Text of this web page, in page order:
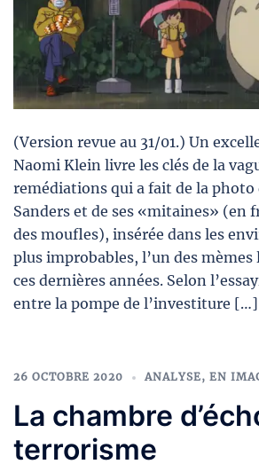
(Version revue au 31/01.) Un
Naomi Klein livre les clés de la
remédiations qui a fait de la photo
Sanders et de ses «mitaines» (en
des moufles), insérée dans les
plus improbables, l’un des mèmes
ces dernières années. Selon
entre la pompe de l’investiture […]
26 OCTOBRE 2020 ANALYSE, EN
La chambre
terrorisme